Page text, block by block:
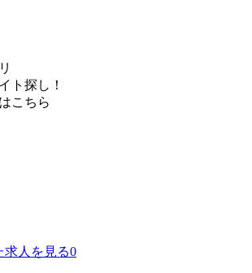
ト探し！
こちら
求人を見る0